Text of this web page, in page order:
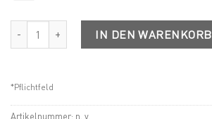
IN DEN WARENKORB
*Pflichtfeld
Artikelnummer: n. v.